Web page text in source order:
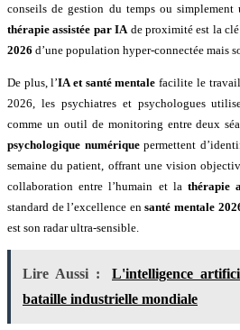
conseils de gestion du temps ou simplement
thérapie assistée par IA de proximité est la
2026 d’une population hyper-connectée mais
De plus, l’IA et santé mentale facilite le travail
2026, les psychiatres et psychologues
comme un outil de monitoring entre deux
psychologique numériquepermettent
semaine du patient, offrant une vision
collaboration entre l’humain et la thérapie
standard de l’excellence ensanté mentale
est son radar ultra-sensible.
Lire Aussi :
L'intelligence
bataille industrielle mondiale